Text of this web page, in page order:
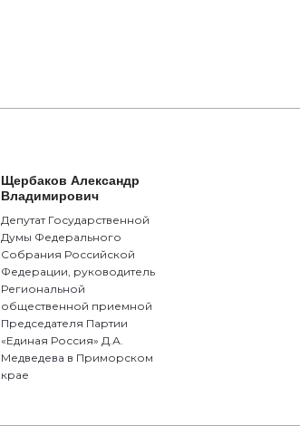
Щербаков Александр
Владимирович
Депутат Государственной
Думы Федерального
Собрания Российской
Федерации, руководитель
Региональной
общественной приемной
Председателя Партии
«Единая Россия» Д.А.
Медведева в Приморском
крае